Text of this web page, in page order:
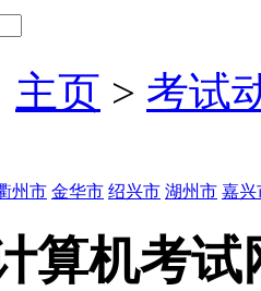
主页 > 考试
州市 金华市 绍兴市 湖州市 嘉兴
算机考试